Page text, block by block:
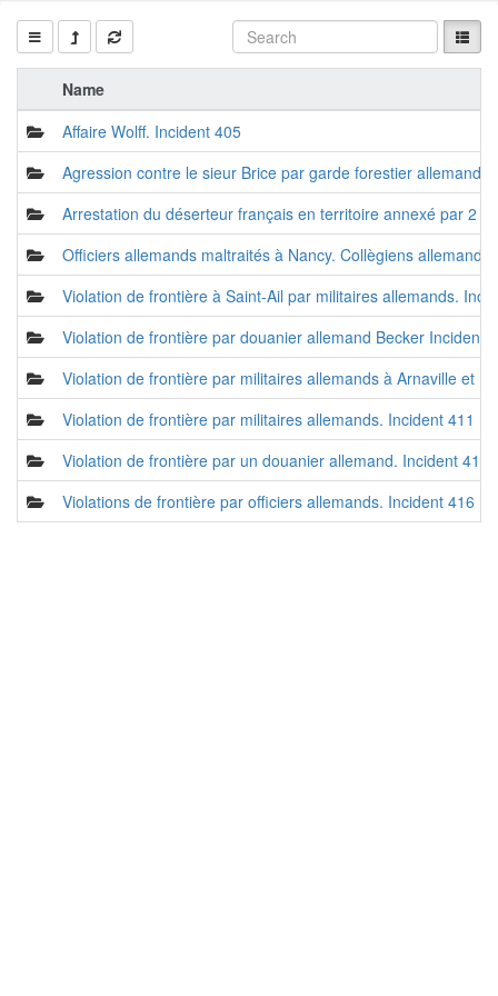
Name
Affaire Wolff. Incident 405
Agression contre le sieur Brice par garde forestier allemand
Arrestation du déserteur français en territoire annexé par 2
Officiers allemands maltraités à Nancy. Collègiens
Violation de frontière à Saint-Ail par militaires allemands.
Violation de frontière par douanier allemand Becker Incident
Violation de frontière par militaires allemands à Arnaville et
Violation de frontière par militaires allemands. Incident 411
Violation de frontière par un douanier allemand. Incident 414
Violations de frontière par officiers allemands. Incident 416